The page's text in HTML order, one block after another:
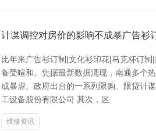
计谋调控对房价的影响不成暴广告衫
比年来广告衫订制|文化衫印花|马克杯订
备受暄和。凭据最新数据涌现，南通多个
成暴虐。政府出台的一系列限购、限贷计
工设备股份有限公司 其次，区
维修资讯